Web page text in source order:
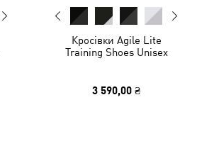
Кросівки Agile Lite
Training Shoes Unisex
3 590,00 ₴